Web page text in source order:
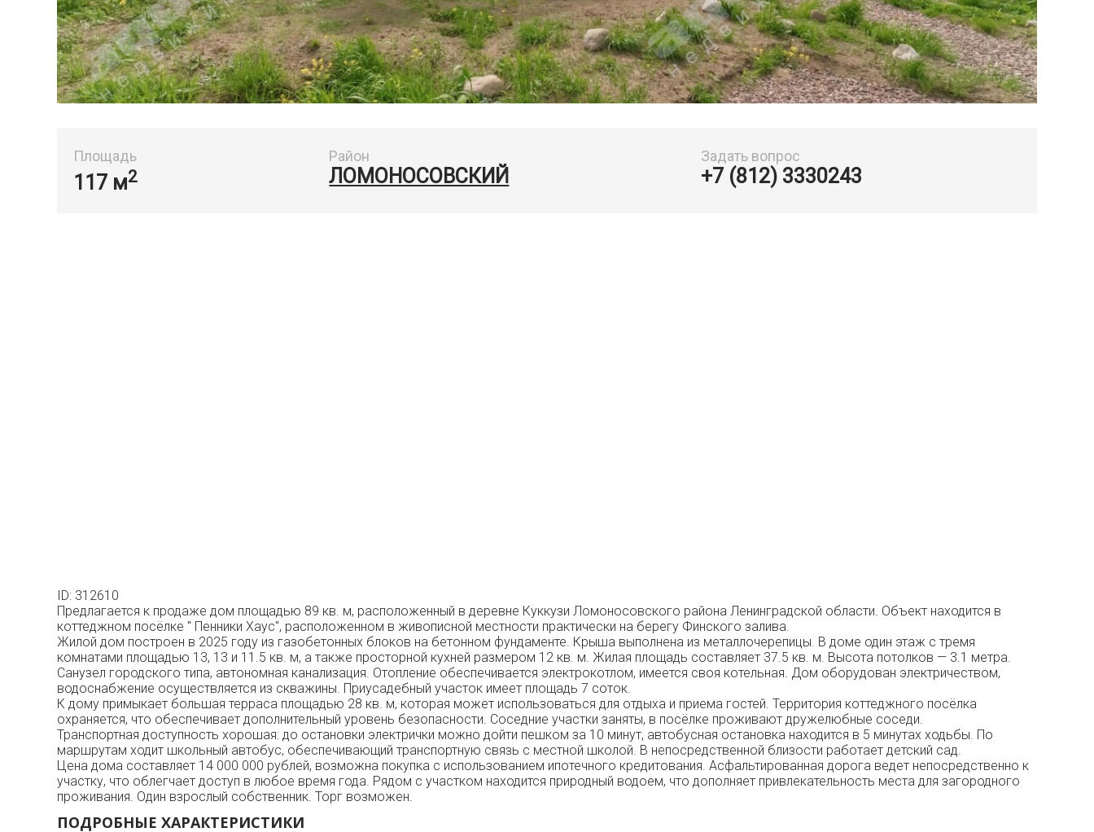
Площадь
117 м2
Район
ЛОМОНОСОВСКИЙ
Задать вопрос
+7 (812) 3330243
ID: 312610
Предлагается к продаже дом площадью 89 кв. м, расположенный в деревне Куккузи Ломоносовского района Ленинградской области. Объект находится в
коттеджном посёлке " Пенники Хаус", расположенном в живописной местности практически на берегу Финского залива.
Жилой дом построен в 2025 году из газобетонных блоков на бетонном фундаменте. Крыша выполнена из металлочерепицы. В доме один этаж с тремя
комнатами площадью 13, 13 и 11.5 кв. м, а также просторной кухней размером 12 кв. м. Жилая площадь составляет 37.5 кв. м. Высота потолков — 3.1 метра.
Санузел городского типа, автономная канализация. Отопление обеспечивается электрокотлом, имеется своя котельная. Дом оборудован электричеством,
водоснабжение осуществляется из скважины. Приусадебный участок имеет площадь 7 соток.
К дому примыкает большая терраса площадью 28 кв. м, которая может использоваться для отдыха и приема гостей. Территория коттеджного посёлка
охраняется, что обеспечивает дополнительный уровень безопасности. Соседние участки заняты, в посёлке проживают дружелюбные соседи.
Транспортная доступность хорошая: до остановки электрички можно дойти пешком за 10 минут, автобусная остановка находится в 5 минутах ходьбы. По
маршрутам ходит школьный автобус, обеспечивающий транспортную связь с местной школой. В непосредственной близости работает детский сад.
Цена дома составляет 14 000 000 рублей, возможна покупка с использованием ипотечного кредитования. Асфальтированная дорога ведет непосредственно к
участку, что облегчает доступ в любое время года. Рядом с участком находится природный водоем, что дополняет привлекательность места для загородного
проживания. Один взрослый собственник. Торг возможен.
ПОДРОБНЫЕ ХАРАКТЕРИСТИКИ